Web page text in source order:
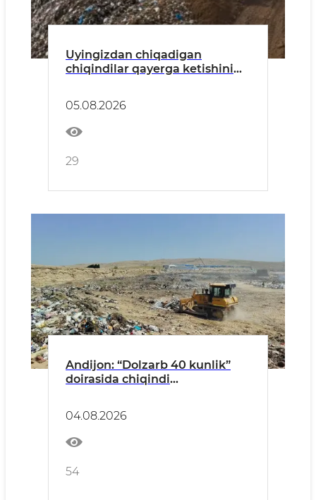
Uyingizdan chiqadigan
chiqindilar qayerga ketishini
05.08.2026
29
Andijon: “Dolzarb 40 kunlik”
doirasida chiqindi
04.08.2026
54